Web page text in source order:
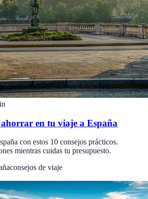
ahorrar en tu viaje a España
con estos 10 consejos prácticos.
mientras cuidas tu presupuesto.
consejos de viaje